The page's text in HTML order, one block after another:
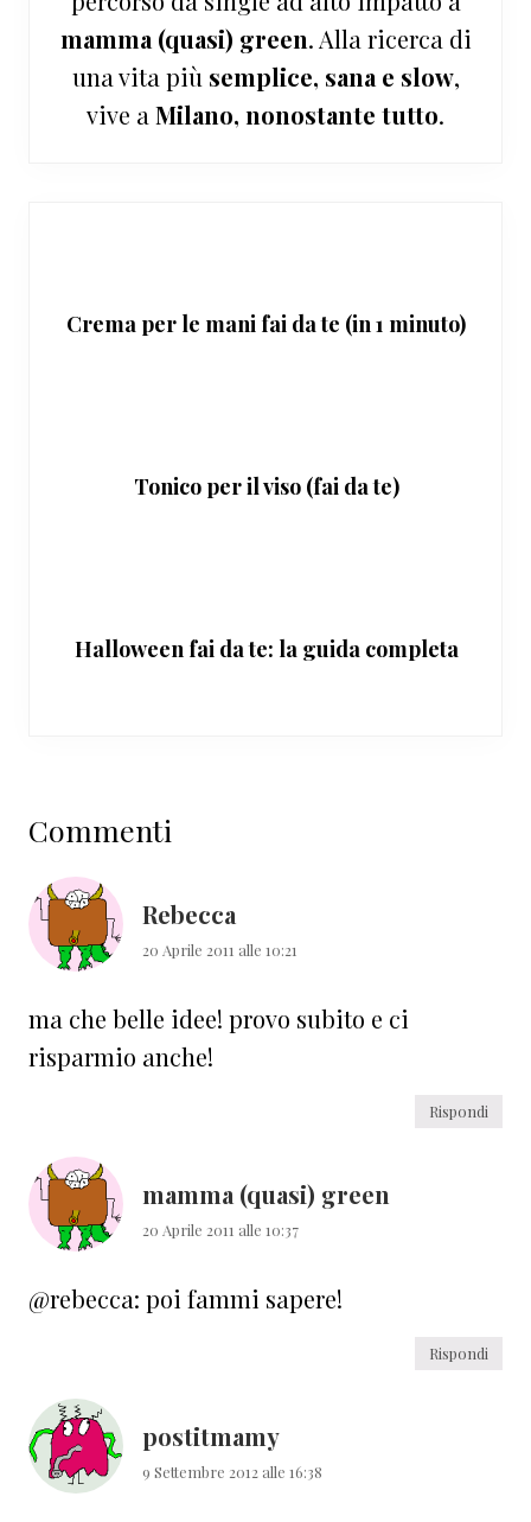
mamma (quasi) green. Alla ricerca di
una vita più semplice, sana e slow,
vive a Milano, nonostante tutto.
Crema per le mani fai da te (in 1 minuto)
Tonico per il viso (fai da te)
Halloween fai da te: la guida completa
del
lettore
Commenti
Rebecca
20 Aprile 2011 alle 10:21
ma che belle idee! provo subito e ci
risparmio anche!
Rispondi
mamma (quasi) green
20 Aprile 2011 alle 10:37
@rebecca: poi fammi sapere!
Rispondi
postitmamy
9 Settembre 2012 alle 16:38